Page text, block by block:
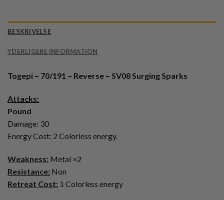
BESKRIVELSE
YDERLIGERE INFORMATION
Togepi – 70/191 – Reverse – SV08 Surging Sparks
Attacks:
Pound
Damage: 30
Energy Cost: 2 Colorless energy.
Weakness: Metal ×2
Resistance: Non
Retreat Cost: 1 Colorless energy